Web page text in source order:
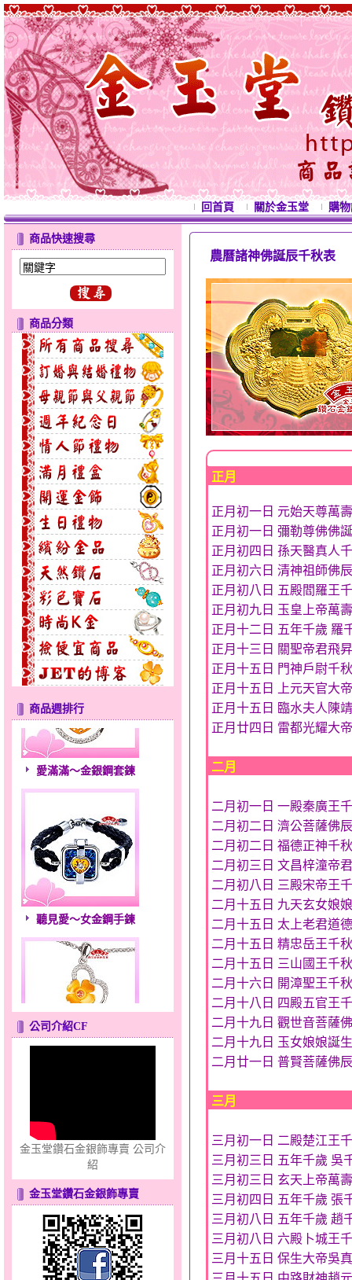
回首頁 關於金玉堂 購
商品快速搜尋
商品分類
商品週排行
愛滿滿～金銀鋼套鍊
聽見愛～女金鋼手鍊
錦繡龍鳳～黃金耳環
公司介紹CF
金玉堂鑽石金銀飾專賣 公司介
紹
金玉堂鑽石金銀飾專賣
農曆諸神佛誕辰千秋表
正月
正月初一日 元始天尊萬壽
正月初一日 彌勒尊佛佛誕
正月初四日 孫天醫真人
正月初六日 清神祖師佛辰
正月初八日 五殿閻羅王
正月初九日 玉皇上帝萬壽
正月十二日 五年千歲 羅
正月十三日 關聖帝君飛昇
正月十五日 門神戶尉千秋
正月十五日 上元天官大
正月十五日 臨水夫人陳
正月廿四日 雷都光耀大
二月
二月初一日 一殿秦廣王
二月初二日 濟公菩薩佛辰
二月初二日 福德正神千秋
二月初三日 文昌梓潼帝
二月初八日 三殿宋帝王
二月十五日 九天玄女娘
二月十五日 太上老君道
二月十五日 精忠岳王千秋
二月十五日 三山國王千秋
二月十六日 開漳聖王千秋
二月十八日 四殿五官王
二月十九日 觀世音菩薩
二月十九日 玉女娘娘誕生
二月廿一日 普賢菩薩佛辰
三月
三月初一日 二殿楚江王
三月初三日 五年千歲 吳
三月初三日 玄天上帝萬壽
三月初四日 五年千歲 張
三月初八日 五年千歲 趙
三月初八日 六殿卜城王
三月十五日 保生大帝吳